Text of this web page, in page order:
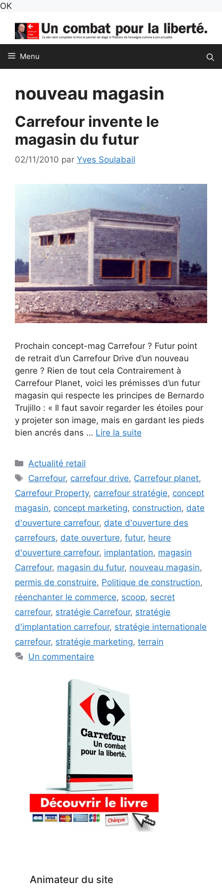
OKAller
contenu
Menu
nouveau magasin
Carrefour invente le
magasin du futur
02/11/2010 par Yves Soulabail
Prochain concept-mag Carrefour ? Futur point
de retrait d’un Carrefour Drive d’un nouveau
genre ? Rien de tout cela Contrairement à
Carrefour Planet, voici les prémisses d’un futur
magasin qui respecte les principes de Bernardo
Trujillo : « Il faut savoir regarder les étoiles pour
y projeter son image, mais en gardant les pieds
bien ancrés dans … Lire la suite
Catégories
Actualité retail
Étiquettes
Carrefour, carrefour drive, Carrefour planet,
Carrefour Property, carrefour stratégie, concept
magasin, concept marketing, construction, date
d'ouverture carrefour, date d'ouverture des
carrefours, date ouverture, futur, heure
d'ouverture carrefour, implantation, magasin
Carrefour, magasin du futur, nouveau magasin,
permis de construire, Politique de construction,
réenchanter le commerce, scoop, secret
carrefour, stratégie Carrefour, stratégie
d'implantation carrefour, stratégie internationale
carrefour, stratégie marketing, terrain
Un commentaire
Animateur du site